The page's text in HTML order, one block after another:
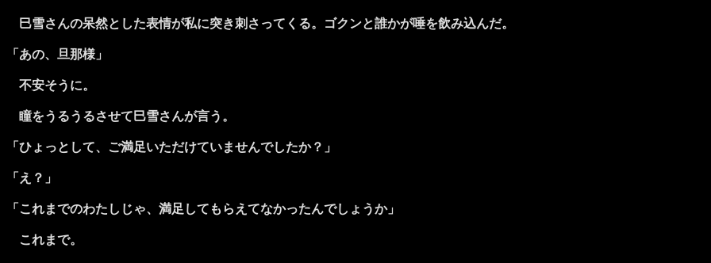
巳雪さんの呆然とした表情が私に突き刺さってくる。ゴクンと誰かが唾を飲み込んだ。
「あの、旦那様」
不安そうに。
瞳をうるうるさせて巳雪さんが言う。
「ひょっとして、ご満足いただけていませんでしたか？」
「え？」
「これまでのわたしじゃ、満足してもらえてなかったんでしょうか」
これまで。